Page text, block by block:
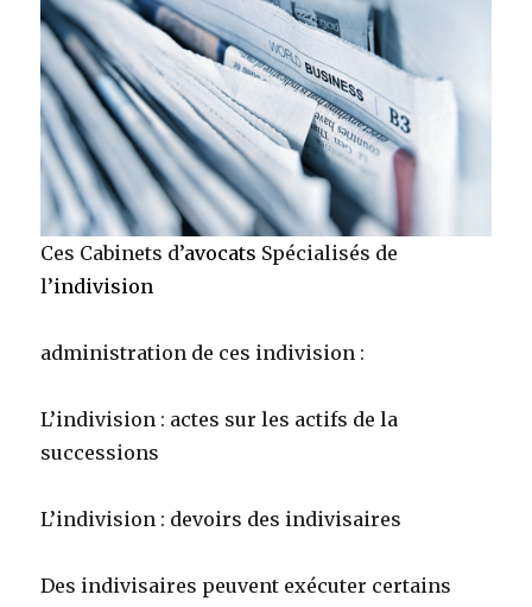
Ces Cabinets d’avocats Spécialisés de
l’indivision
administration de ces indivision :
L’indivision : actes sur les actifs de la
successions
L’indivision : devoirs des indivisaires
Des indivisaires peuvent exécuter certains